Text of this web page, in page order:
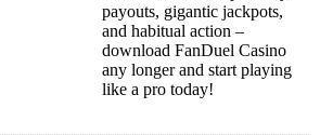
payouts, gigantic jackpots,
and habitual action –
download FanDuel Casino
any longer and start playing
like a pro today!